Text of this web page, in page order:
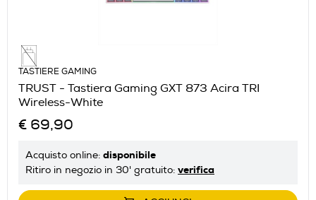
TASTIERE GAMING
TRUST - Tastiera Gaming GXT 873 Acira TRI
Wireless-White
€ 69,90
Acquisto online: disponibile
Ritiro in negozio in 30' gratuito: verifica